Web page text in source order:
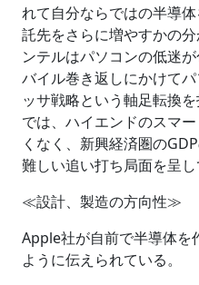
れて自分ならではの半導
託先をさらに増やすかの
ンテルはパソコンの低迷
バイル巻き返しにかけて
ッサ戦略という軸足転換
では、ハイエンドのスマ
くなく、新興経済圏の
難しい追い打ち局面を呈し
≪設計、製造の方向
Apple社が自前で半導体を
ように伝えられている。